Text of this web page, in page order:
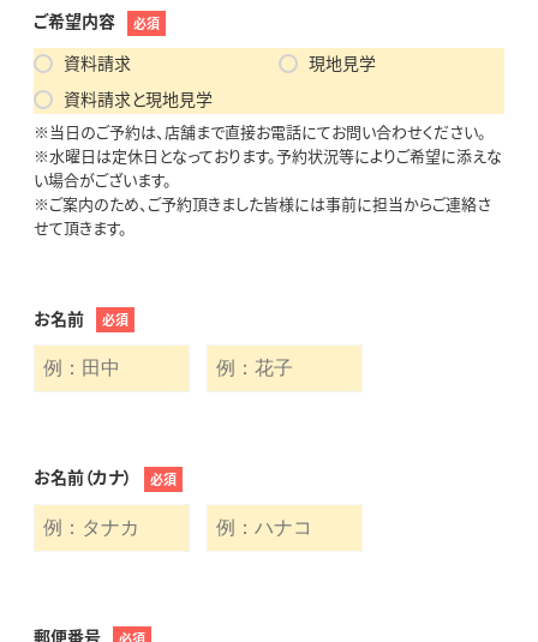
ご希望内容 必須
資料請求
現地見学
資料請求と現地見学
※当日のご予約は、店舗まで直接お電話にてお問い合わせください。
※水曜日は定休日となっております。予約状況等によりご希望に添えな
い場合がございます。
※ご案内のため、ご予約頂きました皆様には事前に担当からご連絡さ
せて頂きます。
お名前 必須
お名前（カナ） 必須
郵便番号